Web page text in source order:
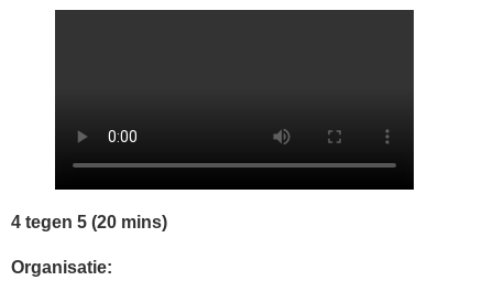
4 tegen 5 (20 mins)
Organisatie: